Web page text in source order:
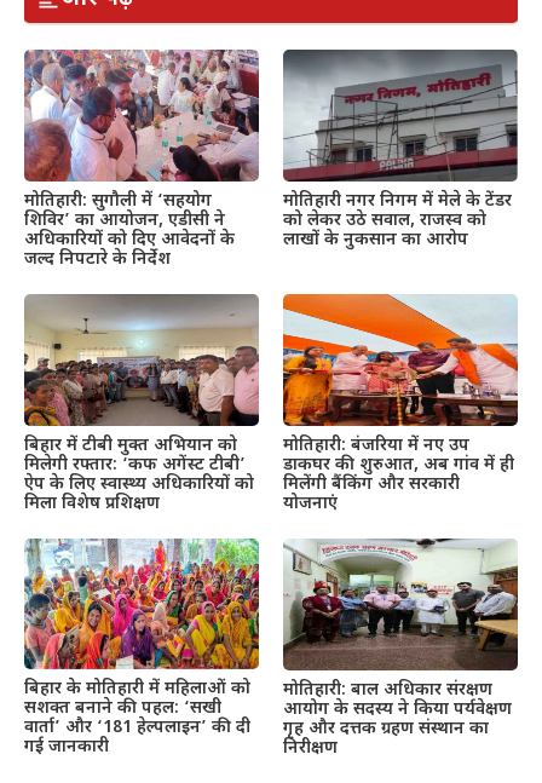
मोतिहारी: सुगौली में ‘सहयोग
शिविर’ का आयोजन, एडीसी ने
अधिकारियों को दिए आवेदनों के
जल्द निपटारे के निर्देश
मोतिहारी नगर निगम में मेले के टेंडर
को लेकर उठे सवाल, राजस्व को
लाखों के नुकसान का आरोप
बिहार में टीबी मुक्त अभियान को
मिलेगी रफ्तार: ‘कफ अगेंस्ट टीबी’
ऐप के लिए स्वास्थ्य अधिकारियों को
मिला विशेष प्रशिक्षण
मोतिहारी: बंजरिया में नए उप
डाकघर की शुरुआत, अब गांव में ही
मिलेंगी बैंकिंग और सरकारी
योजनाएं
बिहार के मोतिहारी में महिलाओं को
सशक्त बनाने की पहल: ‘सखी
वार्ता’ और ‘181 हेल्पलाइन’ की दी
गई जानकारी
मोतिहारी: बाल अधिकार संरक्षण
आयोग के सदस्य ने किया पर्यवेक्षण
गृह और दत्तक ग्रहण संस्थान का
निरीक्षण